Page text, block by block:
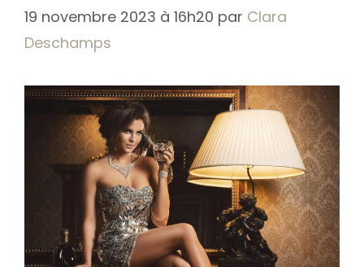
19 novembre 2023 à 16h20 par Clara
Deschamps